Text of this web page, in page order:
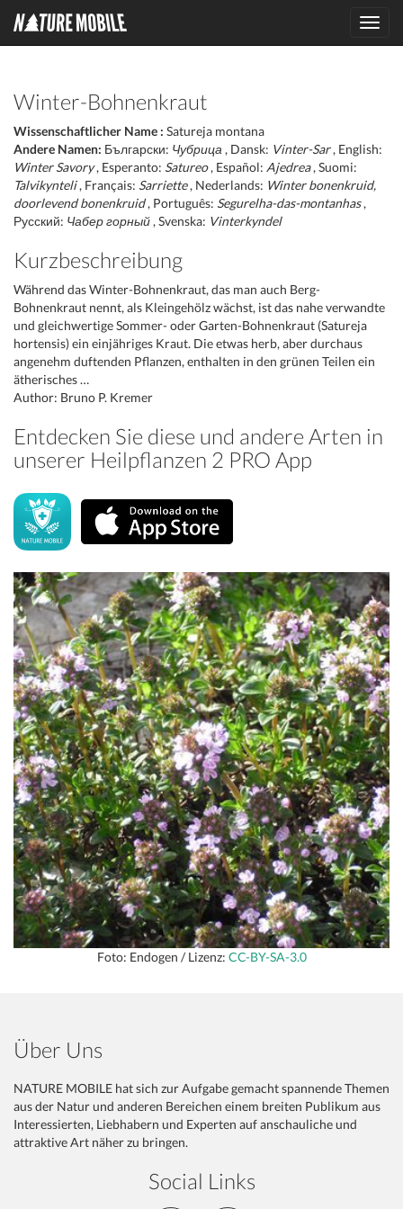
Winter-Bohnenkraut
Wissenschaftlicher Name : Satureja montana
Andere Namen: Български: Чубрица , Dansk: Vinter-Sar, English:
Winter Savory, Esperanto: Satureo, Español: Ajedrea, Suomi:
Talvikynteli, Français: Sarriette, Nederlands: Winter bonenkruid,
doorlevend bonenkruid, Português: Segurelha-das-montanhas,
Русский: Чабер горный , Svenska: Vinterkyndel
Kurzbeschreibung
Während das Winter-Bohnenkraut, das man auch Berg-
Bohnenkraut nennt, als Kleingehölz wächst, ist das nahe verwandte
und gleichwertige Sommer- oder Garten-Bohnenkraut (Satureja
hortensis) ein einjähriges Kraut. Die etwas herb, aber durchaus
angenehm duftenden Pflanzen, enthalten in den grünen Teilen ein
ätherisches …
Author: Bruno P. Kremer
Entdecken Sie diese und andere Arten in
unserer Heilpflanzen 2 PRO App
Foto: Endogen / Lizenz: CC-BY-SA-3.0
Über Uns
NATURE MOBILE hat sich zur Aufgabe gemacht spannende Themen
aus der Natur und anderen Bereichen einem breiten Publikum aus
Interessierten, Liebhabern und Experten auf anschauliche und
attraktive Art näher zu bringen.
Social Links